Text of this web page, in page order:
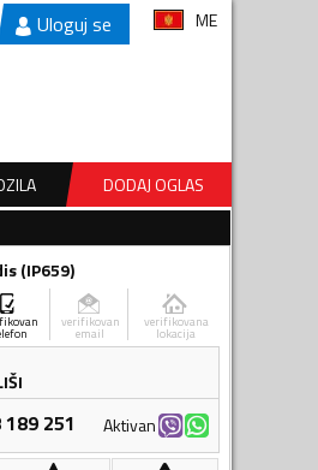
Uloguj se ME
DODAJ OGLAS
(IP659)
verifikovan
email
verifikovana
lokacija
251 Aktivan